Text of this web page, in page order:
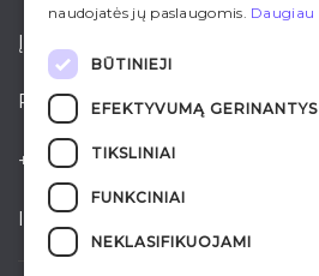
Įmonės kodas: 221508790
PVM kodas: LT215087917
+370 700 35005
info@ardena.lt
naudojatės jų paslaugomis. Daugiau
BŪTINIEJI
EFEKTYVUMĄ GERINANTYS
TIKSLINIAI
FUNKCINIAI
NEKLASIFIKUOJAMI